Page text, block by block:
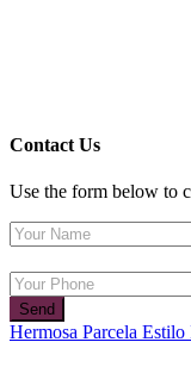
Contact Us
Use the form below to
Send
Hermosa Parcela